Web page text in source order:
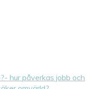
hur påverkas jobb och